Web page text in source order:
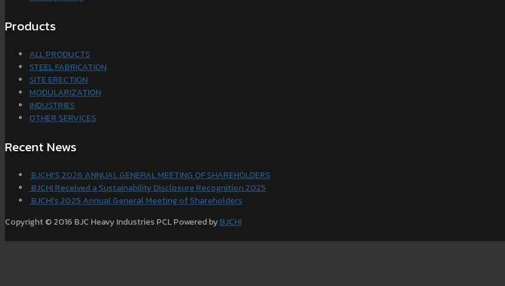
Products
ALL PRODUCTS
STEEL FABRICATION
SITE ERECTION
MODULARIZATION
INDUSTRIES
OTHER SERVICES
Recent News
BJCHI’S 2026 ANNUAL GENERAL MEETING OF SHAREHOLDERS
BJCHI Received a Sustainability Disclosure Recognition 2025
BJCHI’s 2025 Annual General Meeting of Shareholders
Copyright © 2016 BJC Heavy Industries PCL Powered byBJCHI